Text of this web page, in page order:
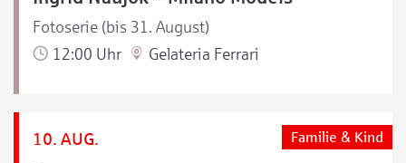
Fotoserie (bis 31. August)
12:00 Uhr
Gelateria Ferrari
10. AUG. Familie & Kind